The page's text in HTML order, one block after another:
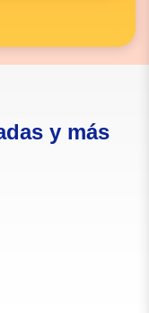
y más